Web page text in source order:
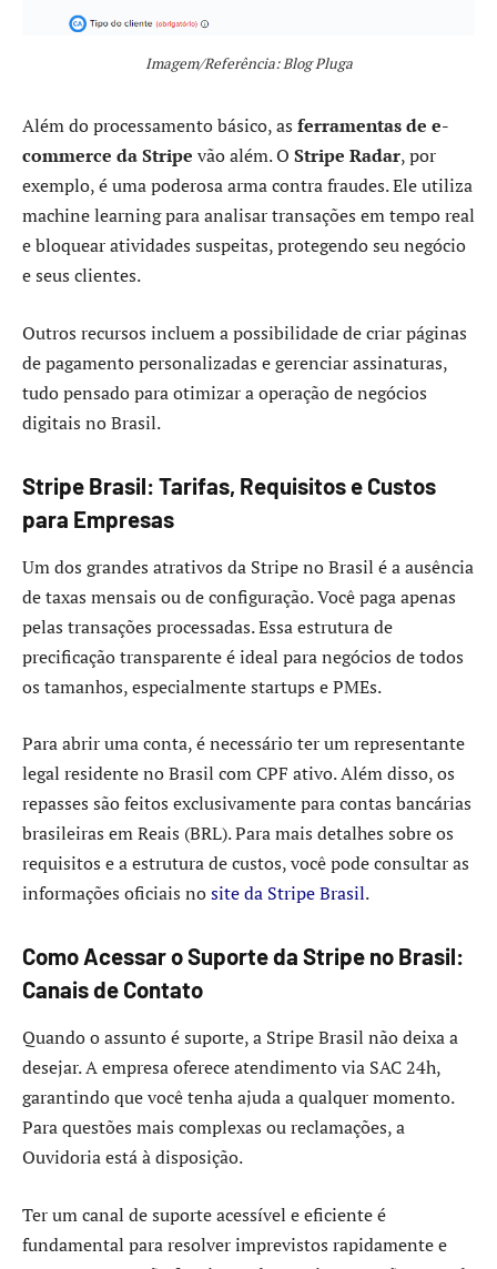
Imagem/Referência: Blog Pluga
Além do processamento básico, as ferramentas de e-
commerce da Stripe vão além. O Stripe Radar, por
exemplo, é uma poderosa arma contra fraudes. Ele utiliza
machine learning para analisar transações em tempo real
e bloquear atividades suspeitas, protegendo seu negócio
e seus clientes.
Outros recursos incluem a possibilidade de criar páginas
de pagamento personalizadas e gerenciar assinaturas,
tudo pensado para otimizar a operação de negócios
digitais no Brasil.
Stripe Brasil: Tarifas, Requisitos e Custos
para Empresas
Um dos grandes atrativos da Stripe no Brasil é a ausência
de taxas mensais ou de configuração. Você paga apenas
pelas transações processadas. Essa estrutura de
precificação transparente é ideal para negócios de todos
os tamanhos, especialmente startups e PMEs.
Para abrir uma conta, é necessário ter um representante
legal residente no Brasil com CPF ativo. Além disso, os
repasses são feitos exclusivamente para contas bancárias
brasileiras em Reais (BRL). Para mais detalhes sobre os
requisitos e a estrutura de custos, você pode consultar as
informações oficiais nosite da Stripe Brasil.
Como Acessar o Suporte da Stripe no Brasil:
Canais de Contato
Quando o assunto é suporte, a Stripe Brasil não deixa a
desejar. A empresa oferece atendimento via SAC 24h,
garantindo que você tenha ajuda a qualquer momento.
Para questões mais complexas ou reclamações, a
Ouvidoria está à disposição.
Ter um canal de suporte acessível e eficiente é
fundamental para resolver imprevistos rapidamente e